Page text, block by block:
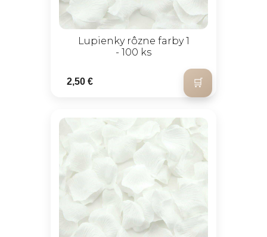
Lupienky rôzne farby 1
- 100 ks
2,50 €